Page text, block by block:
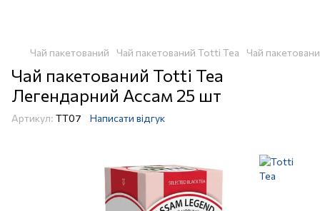
Чай пакетований Чай пакетований Totti Tea Чай
Чай пакетований Totti Tea
Легендарний Ассам 25 шт
Артикул: TT07 Написати відгук